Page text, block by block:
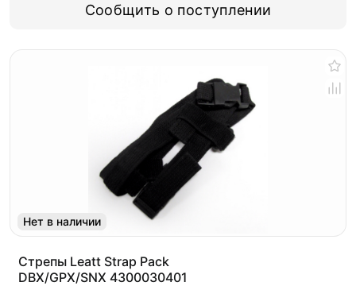
Сообщить о поступлении
Нет в наличии
Стрепы Leatt Strap Pack
DBX/GPX/SNX 4300030401